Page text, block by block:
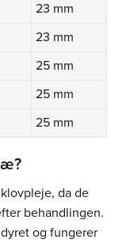
23 mm
23 mm
25 mm
25 mm
25 mm
da de
behandlingen.
og fungerer